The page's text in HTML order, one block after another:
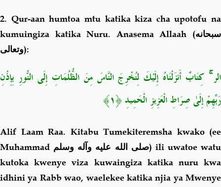
2. Qur-aan humtoa mtu katika kiza cha upotofu na
kumuingiza katika Nuru. Anasema Allaah (سبحانه
وتعالى):
الر ۚ كِتَابٌ أَنزَلْنَاهُ إِلَيْكَ لِتُخْرِجَ النَّاسَ مِنَ الظُّلُمَاتِ إِلَى النُّورِ بِإِذْنِ
رَبِّهِمْ إِلَىٰ صِرَاطِ الْعَزِيزِ الْحَمِيدِ ﴿١﴾
Alif Laam Raa. Kitabu Tumekiteremsha kwako (ee
Muhammad صلى الله عليه وآله وسلم) ili uwatoe watu
kutoka kwenye viza kuwaingiza katika nuru kwa
idhini ya Rabb wao, waelekee katika njia ya Mwenye